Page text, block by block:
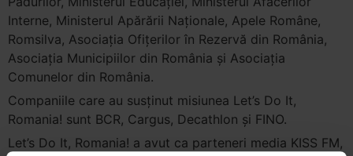
Interne, Ministerul Apărării Naţionale, Apele Române,
Romsilva, Asociația Ofițerilor în Rezervă din România,
Asociația Municipiilor din România și Asociația
Comunelor din România.
Companiile care au susținut misiunea Let’s Do It,
Romania! sunt BCR, Cargus, Decathlon și FINO.
Let’s Do It, Romania! a avut ca parteneri media KISS FM,